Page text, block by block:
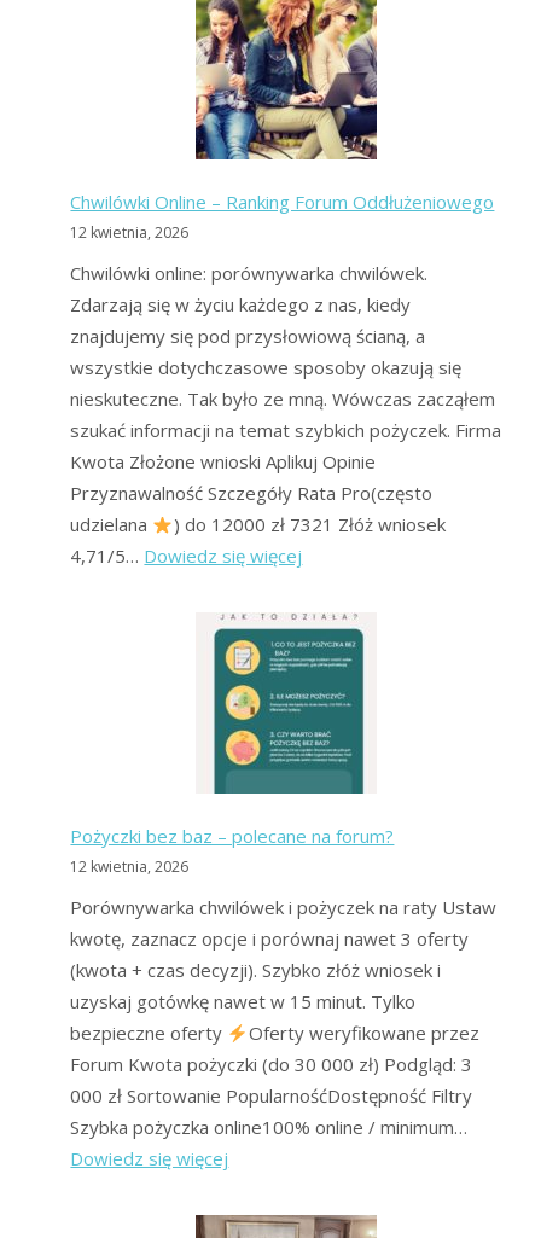
logowanie,
problemy,
konieczność
–
Forum
Chwilówki Online – Ranking Forum Oddłużeniowego
12 kwietnia, 2026
Chwilówki online: porównywarka chwilówek.
Zdarzają się w życiu każdego z nas, kiedy
znajdujemy się pod przysłowiową ścianą, a
wszystkie dotychczasowe sposoby okazują się
nieskuteczne. Tak było ze mną. Wówczas zacząłem
szukać informacji na temat szybkich pożyczek. Firma
Kwota Złożone wnioski Aplikuj Opinie
Przyznawalność Szczegóły Rata Pro(często
udzielana
) do 12000 zł 7321 Złóż wniosek
4,71/5… Dowiedz się więcej
Online
–
Forum
Oddłużeniowego
Pożyczki bez baz – polecane na forum?
12 kwietnia, 2026
Porównywarka chwilówek i pożyczek na raty Ustaw
kwotę, zaznacz opcje i porównaj nawet 3 oferty
(kwota + czas decyzji). Szybko złóż wniosek i
uzyskaj gotówkę nawet w 15 minut. Tylko
bezpieczne oferty
Oferty weryfikowane przez
Forum Kwota pożyczki (do 30 000 zł) Podgląd: 3
000 zł Sortowanie PopularnośćDostępność Filtry
Szybka pożyczka online100% online / minimum…
Dowiedz się więcej
bez